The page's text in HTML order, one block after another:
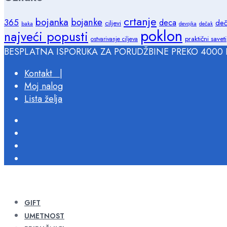
365 baka bojanka bojanke ciljevi crtanje deca devojka dečak
najveći popusti ostvarivanje ciljeva poklon praktični saveti
BESPLATNA ISPORUKA ZA PORUDŽBINE PREKO 4000
Kontakt |
Moj nalog
Lista želja
GIFT
UMETNOST